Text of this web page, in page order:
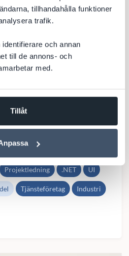
tillhandahålla funktioner
trafik.
och annan
till de annons- och
med.
Tillåt
med Optimizely CMS
har nyligen genomfört ett snabbt
för ett vattenteknikbolag
Projektet handlade om att..
Projektledning .NET UI
Tjänsteföretag Industri